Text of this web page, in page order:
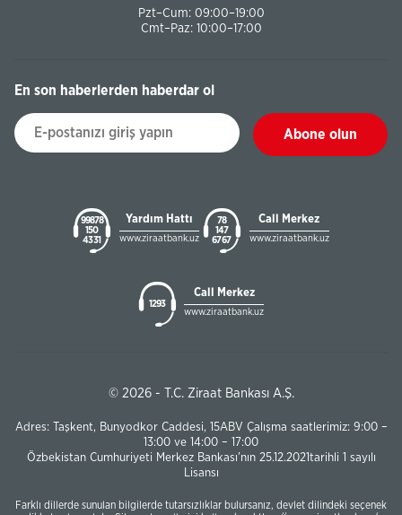
Pzt–Cum: 09:00–19:00
Cmt–Paz: 10:00–17:00
En son haberlerden haberdar ol
Abone olun
99878
150
43 31
Yardım Hattı
www.ziraatbank.uz
78
147
67 67
Call Merkez
www.ziraatbank.uz
1293
Call Merkez
www.ziraatbank.uz
© 2026 - T.C. Ziraat Bankası A.Ş.
Adres: Taşkent, Bunyodkor Caddesi, 15ABV Çalışma saatlerimiz: 9:00 –
13:00 ve 14:00 – 17:00
Özbekistan Cumhuriyeti Merkez Bankası’nın 25.12.2021tarihli 1 sayılı
Lisansı
Farklı dillerde sunulan bilgilerde tutarsızlıklar bulursanız, devlet dilindeki seçenek